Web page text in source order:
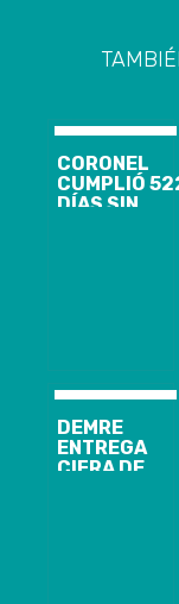
CORONEL
CUMPLIÓ
DÍAS SIN
DEMRE
ENTREGA
CIFRA DE